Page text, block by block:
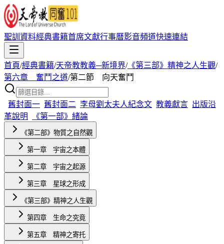
聖訓資料經典書籍首席文獻行事曆影音頻道快速連結
首頁/經典書籍/天帝教教義─新境界/《第三部》精神之人生觀/
第六章 奮鬥之道/第二節 向天奮鬥
舊封面一 舊封面二 李母劉太夫人紀念文 教義獻言 出版沿
革說明
《第一部》緒論
《第二部》物質之自然觀
第一章 宇宙之本體
第二章 宇宙之起源
第三章 星球之形成
《第三部》精神之人生觀
第四章 生命之究竟
第五章 精神之寄托